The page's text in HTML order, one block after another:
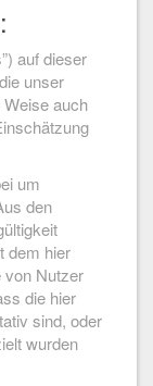
auf dieser
unser
Weise auch
um
den
dem hier
von Nutzer
die hier
sind, oder
wurden